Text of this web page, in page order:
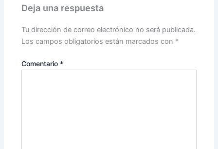
Deja una respuesta
Tu dirección de correo electrónico no será publicada.
Los campos obligatorios están marcados con *
Comentario *